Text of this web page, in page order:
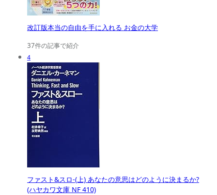
改訂版本当の自由を手に入れる お金の大学
37件の記事で紹介
4
ファスト&スロ-(上) あなたの意思はどのように決まるか?
(ハヤカワ文庫 NF 410)